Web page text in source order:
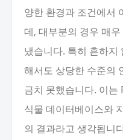
양한 환경과 조건에서
데, 대부분의 경우 매
냈습니다. 특히 흔하지
해서도 상당한 수준의
금치 못했습니다. 이
식물 데이터베이스와
의 결과라고 생각됩니